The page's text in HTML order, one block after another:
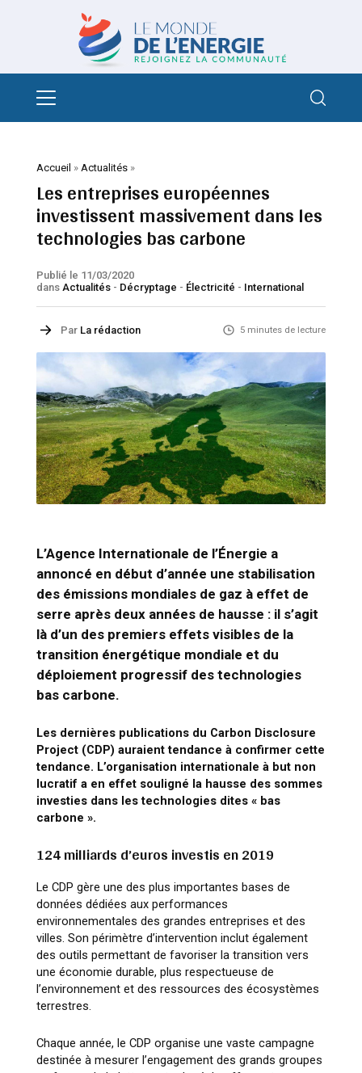
Accueil » Actualités»
Les entreprises européennes
investissent massivement dans les
technologies bas carbone
Publié le 11/03/2020
dans Actualités- Décryptage - Électricité - International
Par La rédaction 5 minutes de lecture
L’Agence Internationale de l’Énergie a
annoncé en début d’année une stabilisation
des émissions mondiales de gaz à effet de
serre après deux années de hausse : il s’agit
là d’un des premiers effets visibles de la
transition énergétique mondiale et du
déploiement progressif des technologies
bas carbone.
Les dernières publications du Carbon Disclosure
Project (CDP) auraient tendance à confirmer cette
tendance. L’organisation internationale à but non
lucratif a en effet souligné la hausse des sommes
investies dans les technologies dites « bas
carbone ».
124 milliards d’euros investis en 2019
Le CDP gère une des plus importantes bases de
données dédiées aux performances
environnementales des grandes entreprises et des
villes. Son périmètre d’intervention inclut également
des outils permettant de favoriser la transition vers
une économie durable, plus respectueuse de
l’environnement et des ressources des écosystèmes
terrestres.
Chaque année, le CDP organise une vaste campagne
destinée à mesurer l’engagement des grands groupes